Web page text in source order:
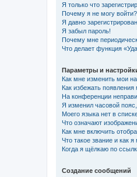
Я только что
Почему я не могу войти?
Я давно
Я забыл пароль!
Почему мне
Что делает функция
Параметры и
Как мне изменить мои
Как избежать
На конференции
Я изменил часовой
Моего языка нет в
Что означают
Как мне включить
Что такое звание и как
Когда я щёлкаю по
Создание сообщений